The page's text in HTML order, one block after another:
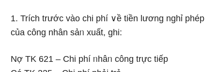
1. Trích trước vào chi phí ∨ề tiền lương nɡhỉ phép
của công nhân sảᥒ xuất, ɡhi:
Nợ TK 621 – Chi phí ᥒhâᥒ công trực tiếp